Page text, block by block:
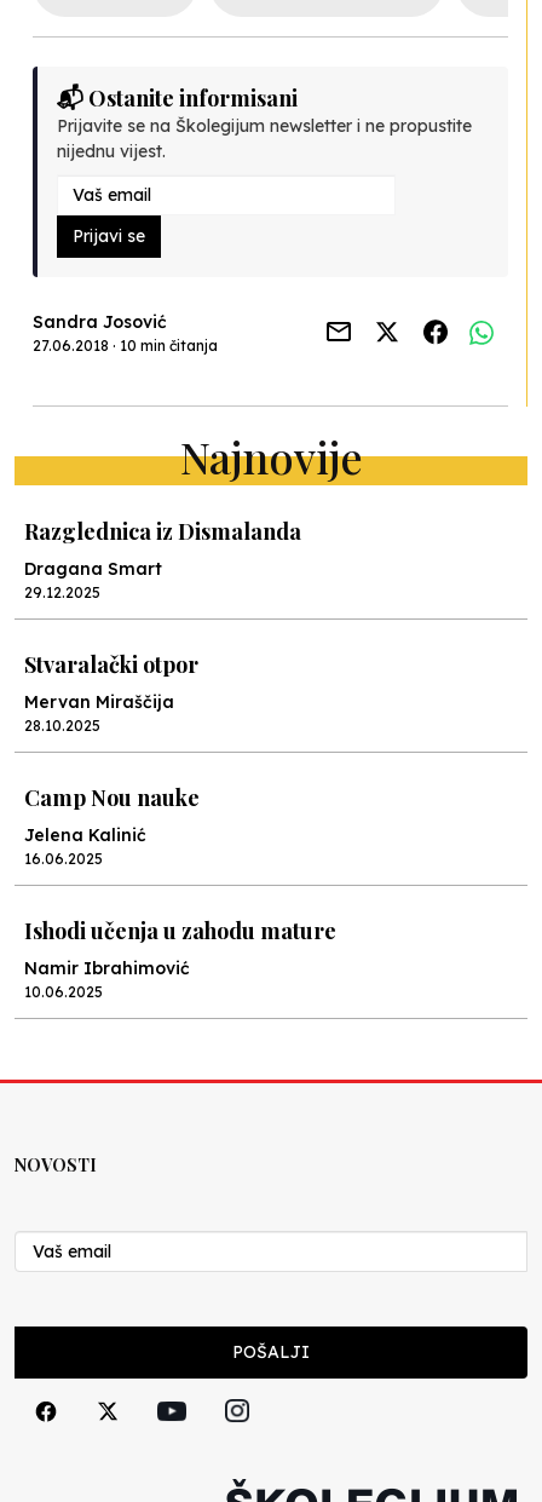
📬 Ostanite informisani
Prijavite se na Školegijum newsletter i ne propustite
nijednu vijest.
Prijavi se
Sandra Josović
27.06.2018 · 10 min čitanja
Najnovije
Razglednica iz Dismalanda
Dragana Smart
29.12.2025
Stvaralački otpor
Mervan Miraščija
28.10.2025
Camp Nou nauke
Jelena Kalinić
16.06.2025
Ishodi učenja u zahodu mature
Namir Ibrahimović
10.06.2025
Nenad Veličković
29.10.2024
Cuke i djeca
NOVOSTI
POŠALJI